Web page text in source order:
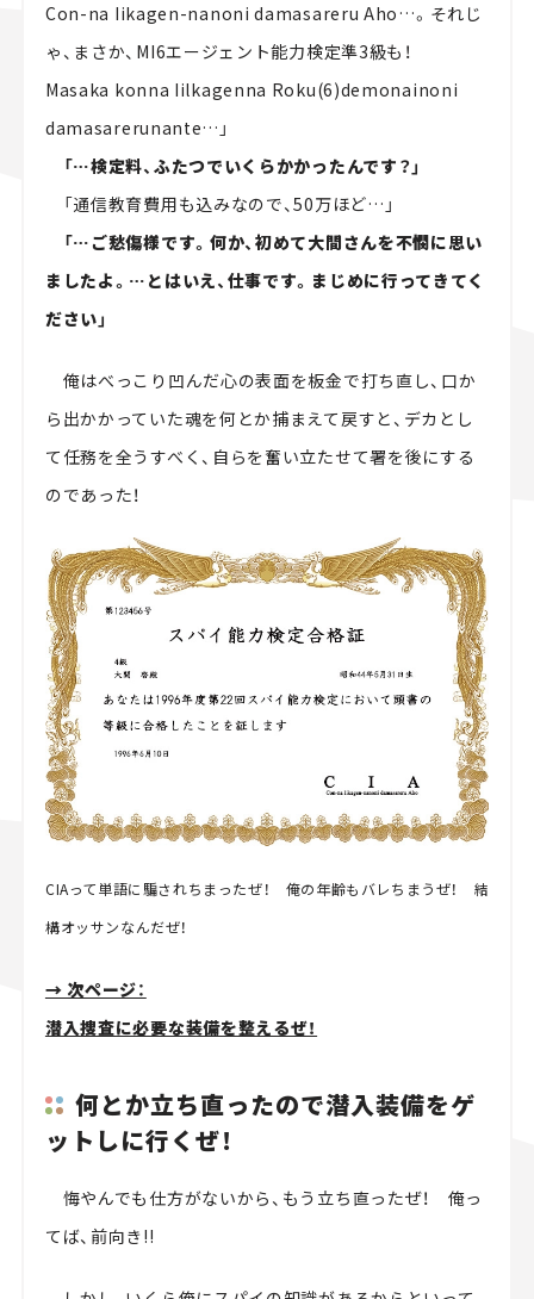
Con-na Iikagen-nanoni damasareru Aho…。それじ
ゃ、まさか、MI6エージェント能力検定準3級も！
Masaka konna Iilkagenna Roku(6)demonainoni
damasarerunante…」
「…検定料、ふたつでいくらかかったんです？」
「通信教育費用も込みなので、50万ほど…」
「…ご愁傷様です。何か、初めて大間さんを不憫に思い
ましたよ。…とはいえ、仕事です。まじめに行ってきてく
ださい」
俺はべっこり凹んだ心の表面を板金で打ち直し、口か
ら出かかっていた魂を何とか捕まえて戻すと、デカとし
て任務を全うすべく、自らを奮い立たせて署を後にする
のであった！
CIAって単語に騙されちまったぜ！ 俺の年齢もバレちまうぜ！ 結
構オッサンなんだぜ！
→ 次ページ：
潜入捜査に必要な装備を整えるぜ！
何とか立ち直ったので潜入装備をゲ
ットしに行くぜ！
悔やんでも仕方がないから、もう立ち直ったぜ！ 俺っ
てば、前向き!!